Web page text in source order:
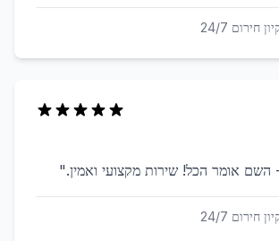
חירום 24/7
השם אומר הכל! שירות מקצועי ואמין."
חירום 24/7